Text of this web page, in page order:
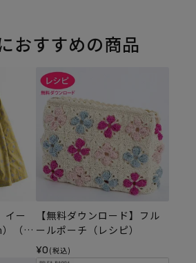
おすすめの商品
イー
（レ
【無料ダウンロード】フル
ールポーチ（レシピ）
¥0 (税込)